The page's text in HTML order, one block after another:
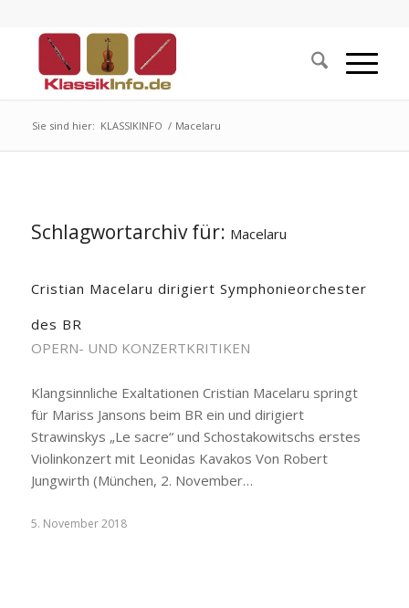
Sie sind hier: KLASSIKINFO / Macelaru
Schlagwortarchiv für: Macelaru
Cristian Macelaru dirigiert Symphonieorchester
des BR
OPERN- UND KONZERTKRITIKEN
Klangsinnliche Exaltationen Cristian Macelaru springt
für Mariss Jansons beim BR ein und dirigiert
Strawinskys „Le sacre“ und Schostakowitschs erstes
Violinkonzert mit Leonidas Kavakos Von Robert
Jungwirth (München, 2. November…
5. November 2018